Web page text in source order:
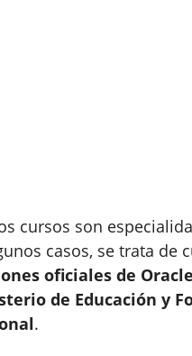
cursos son
casos, se trata de
oficiales de
de Educación y
.